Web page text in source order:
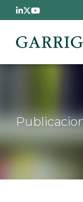
Pasar al contenido